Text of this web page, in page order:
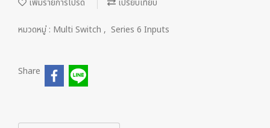
เพิ่มรายการโปรด เปรียบเทียบ
หมวดหมู่ : Multi Switch , Series 6 Inputs
Share